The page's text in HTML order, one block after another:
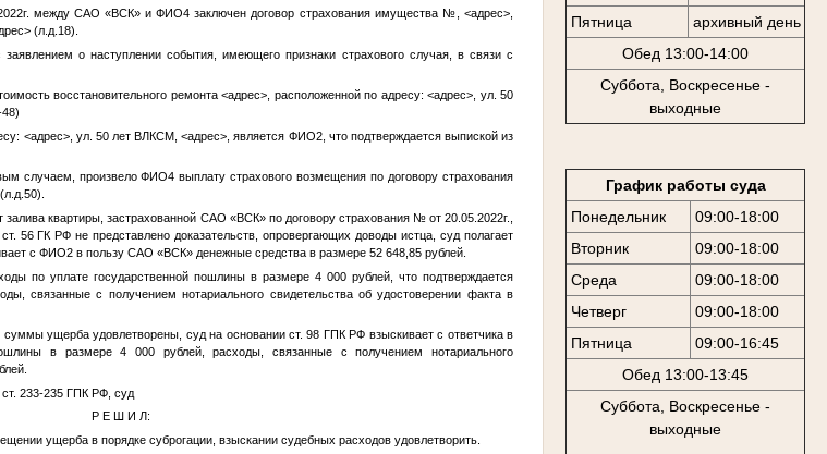
Пятница
архивный день
Обед 13:00-14:00
Суббота, Воскресенье -
выходные
График работы суда
Понедельник
09:00-18:00
Вторник
09:00-18:00
Среда
09:00-18:00
Четверг
09:00-18:00
Пятница
09:00-16:45
Обед 13:00-13:45
Суббота, Воскресенье -
выходные
между САО «ВСК» иФИО4 заключен договор страхования имущества № ,<адрес>
(л.д.18).
о наступлении события, имеющего признаки страхового случая, в связи с
восстановительного ремонта<адрес> , расположенной по адресу:<адрес> , ул. 50
<адрес>, ул. 50 лет ВЛКСМ,<адрес> , является ФИО2, что подтверждается выпиской из
случаем, произвелоФИО4 выплату страхового возмещения по договору страхования
квартиры, застрахованной САО «ВСК» по договору страхования №от 20.05.2022г.,
56 ГК РФ не представлено доказательств, опровергающих доводы истца, суд полагает
с ФИО2в пользу САО «ВСК» денежные средства в размере 52 648,85 рублей.
по уплате государственной пошлины в размере 4 000 рублей, что подтверждается
связанные с получением нотариального свидетельства об удостоверении факта в
ущерба удовлетворены, суд на основании ст. 98 ГПК РФ взыскивает с ответчика в
в размере 4 000 рублей, расходы, связанные с получением нотариального
ст. 233-235 ГПК РФ, суд
Р Е Ш И Л:
ущерба в порядке суброгации, взыскании судебных расходов удовлетворить.